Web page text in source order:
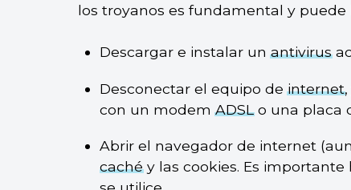
los troyanos es fundamental y puede
Descargar e instalar unantivirus
Desconectar el equipo deinternet
con un modemADSLo una placa
Abrir el navegador de internet
cachéy las cookies. Es importante